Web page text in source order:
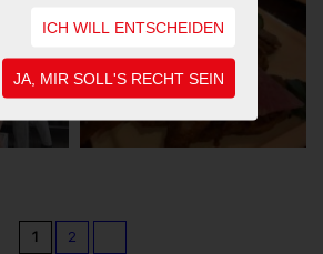
ICH WILL ENTSCHEIDEN
JA, MIR SOLL'S RECHT SEIN
1 2